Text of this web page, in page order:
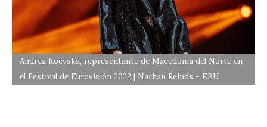
Andrea Koevska, representante de Macedonia del Norte en
el Festival de Eurovisión 2022 | Nathan Reinds - EBU